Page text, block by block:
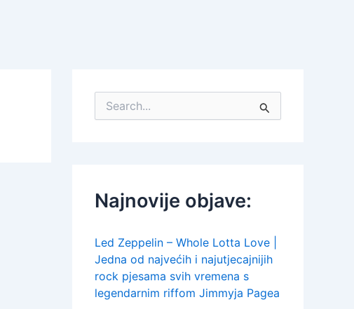
o
rNajnovije objave:
Led Zeppelin – Whole Lotta Love |
Jedna od najvećih i najutjecajnijih
rock pjesama svih vremena s
legendarnim riffom Jimmyja Pagea